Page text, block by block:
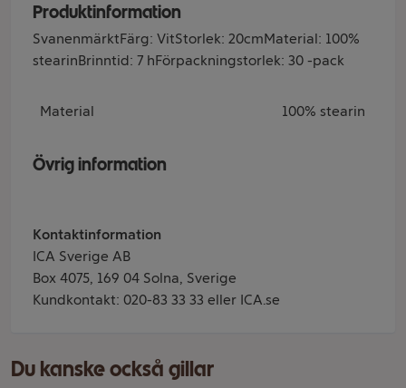
Produktinformation
SvanenmärktFärg: VitStorlek: 20cmMaterial: 100%
stearinBrinntid: 7 hFörpackningstorlek: 30 -pack
Material 100% stearin
Övrig information
Kontaktinformation
ICA Sverige AB
Box 4075, 169 04 Solna, Sverige
Kundkontakt: 020-83 33 33 eller ICA.se
Du kanske också gillar